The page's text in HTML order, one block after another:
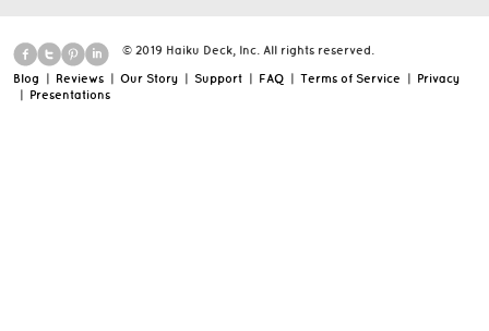
© 2019 Haiku Deck, Inc. All rights reserved.
Blog | Reviews | Our Story | Support | FAQ | Terms of Service | Privacy
| Presentations